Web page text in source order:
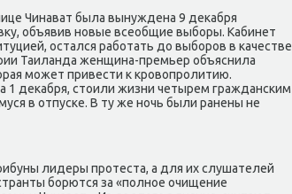
Чинават была вынуждена 9 декабря
объявив новые всеобщие выборы. Кабинет
остался работать до выборов в качестве
Таиланда женщина-премьер объяснила
может привести к кровопролитию.
1 декабря, стоили жизни четырем гражданским
в отпуске. В ту же ночь были ранены не
лидеры протеста, а для их слушателей
борются за «полное очищение